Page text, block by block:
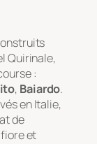
Quirinale,
:
, Baiardo.
en Italie,
de
et